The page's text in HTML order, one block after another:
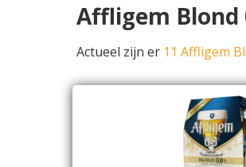
Affligem Blond
Actueel zijn er 11 Affligem